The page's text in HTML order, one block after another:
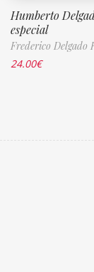
Humberto
especial
Frederico Delgado
24.00€